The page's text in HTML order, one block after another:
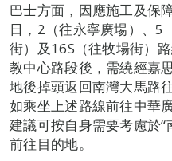
巴士方面，因應施工及保
日，2（往永寧廣場）、5
街）及16S（往牧場街）
教中心路段後，需繞經嘉
地後掉頭返回南灣大馬路
如乘坐上述路線前往中華
建議可按自身需要考慮於
前往目的地。